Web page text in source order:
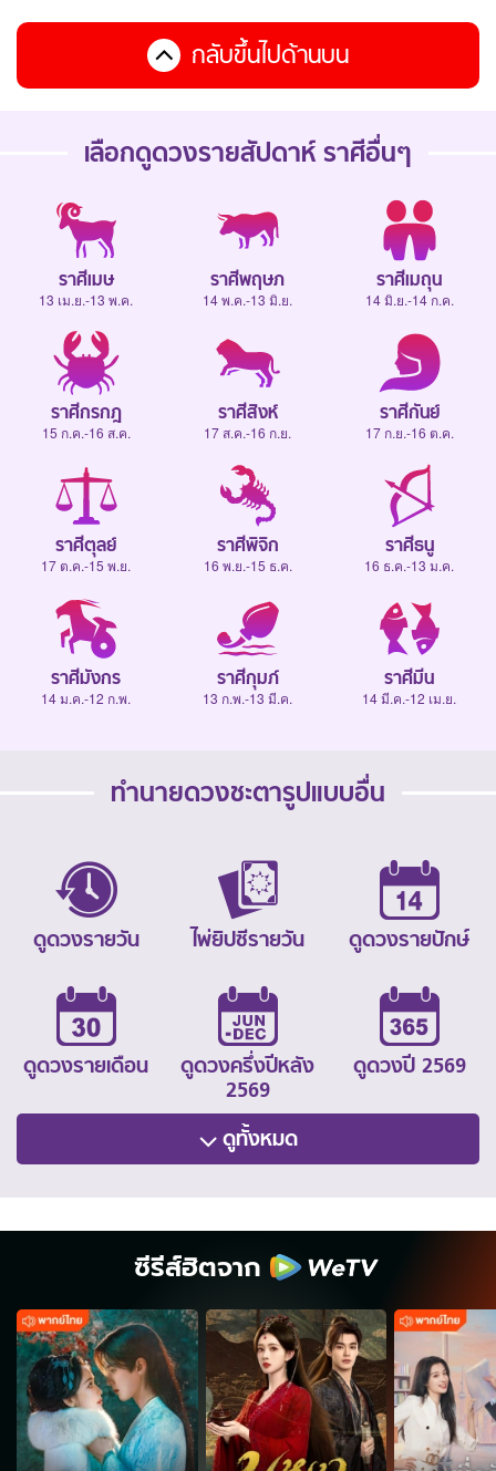
กลับขึ้นไปด้านบน
เลือกดูดวงรายสัปดาห์ ราศีอื่นๆ
ราศีเมษ
13 เม.ย.-13 พ.ค.
ราศีพฤษภ
14 พ.ค.-13 มิ.ย.
ราศีเมถุน
14 มิ.ย.-14 ก.ค.
ราศีกรกฎ
15 ก.ค.-16 ส.ค.
ราศีสิงห์
17 ส.ค.-16 ก.ย.
ราศีกันย์
17 ก.ย.-16 ต.ค.
ราศีตุลย์
17 ต.ค.-15 พ.ย.
ราศีพิจิก
16 พ.ย.-15 ธ.ค.
ราศีธนู
16 ธ.ค.-13 ม.ค.
ราศีมังกร
14 ม.ค.-12 ก.พ.
ราศีกุมภ์
13 ก.พ.-13 มี.ค.
ราศีมีน
14 มี.ค.-12 เม.ย.
ทำนายดวงชะตารูปแบบอื่น
ดูดวงรายวัน ไพ่ยิปซีรายวัน ดูดวงรายปักษ์
ดูดวงรายเดือน
ดูดวงครึ่งปีหลัง
2569
ดูดวงปี 2569
ดูทั้งหมด
ซีรีส์ฮิตจาก